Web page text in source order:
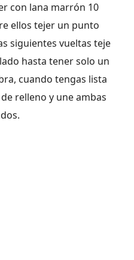
con lana marrón 10
ellos tejer un punto
siguientes vueltas teje
hasta tener solo un
cuando tengas lista
relleno y une ambas